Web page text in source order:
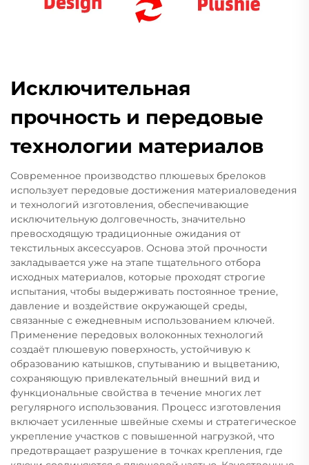
Исключительная
прочность и передовые
технологии материалов
Современное производство плюшевых брелоков
использует передовые достижения материаловедения
и технологий изготовления, обеспечивающие
исключительную долговечность, значительно
превосходящую традиционные ожидания от
текстильных аксессуаров. Основа этой прочности
закладывается уже на этапе тщательного отбора
исходных материалов, которые проходят строгие
испытания, чтобы выдерживать постоянное трение,
давление и воздействие окружающей среды,
связанные с ежедневным использованием ключей.
Применение передовых волоконных технологий
создаёт плюшевую поверхность, устойчивую к
образованию катышков, спутыванию и выцветанию,
сохраняющую привлекательный внешний вид и
функциональные свойства в течение многих лет
регулярного использования. Процесс изготовления
включает усиленные швейные схемы и стратегическое
укрепление участков с повышенной нагрузкой, что
предотвращает разрушение в точках крепления, где